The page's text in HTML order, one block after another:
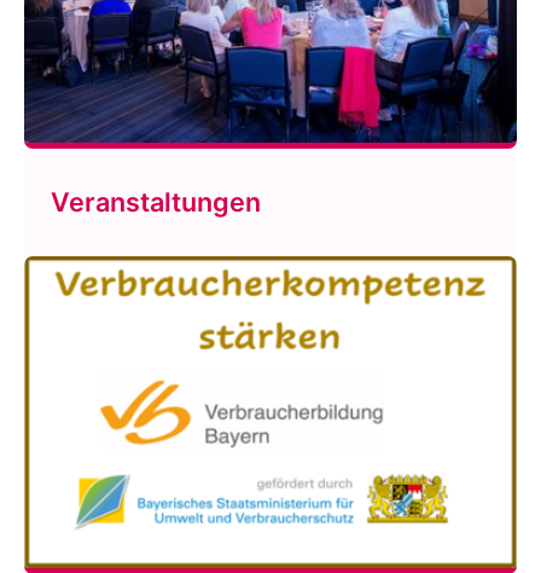
Veranstaltungen